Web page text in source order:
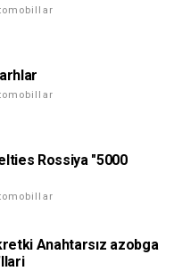
Rossiya "5000
Anahtarsız azobga